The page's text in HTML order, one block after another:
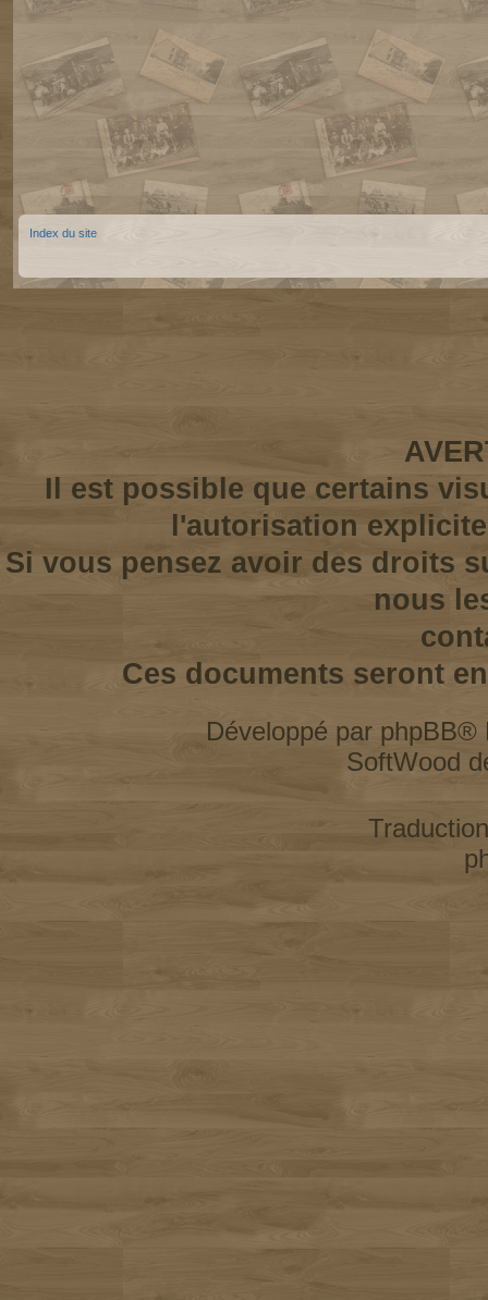
Index du site
Il est possible que certains
l'autorisation
Si vous pensez avoir des droits
nous
Ces documents seront
Développé par phpBB®
SoftWood